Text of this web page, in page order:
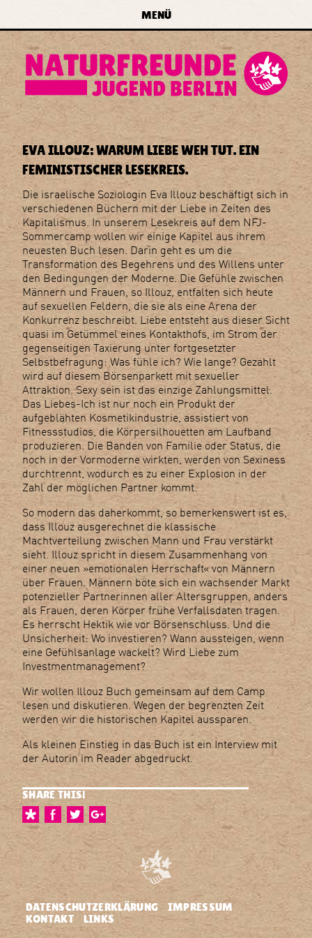
zum Inhalt springen
forum
naturfreundejugend
e.v.
MENÜ
EVA ILLOUZ: WARUM LIEBE WEH TUT. EIN
FEMINISTISCHER LESEKREIS.
Die israelische Soziologin Eva Illouz beschäftigt sich in
verschiedenen Büchern mit der Liebe in Zeiten des
Kapitalismus. In unserem Lesekreis auf dem NFJ-
Sommercamp wollen wir einige Kapitel aus ihrem
neuesten Buch lesen. Darin geht es um die
Transformation des Begehrens und des Willens unter
den Bedingungen der Moderne. Die Gefühle zwischen
Männern und Frauen, so Illouz, entfalten sich heute
auf sexuellen Feldern, die sie als eine Arena der
Konkurrenz beschreibt. Liebe entsteht aus dieser Sicht
quasi im Getümmel eines Kontakthofs, im Strom der
gegenseitigen Taxierung unter fortgesetzter
Selbstbefragung: Was fühle ich? Wie lange? Gezahlt
wird auf diesem Börsenparkett mit sexueller
Attraktion. Sexy sein ist das einzige Zahlungsmittel.
Das Liebes-Ich ist nur noch ein Produkt der
aufgeblähten Kosmetikindustrie, assistiert von
Fitnessstudios, die Körpersilhouetten am Laufband
produzieren. Die Banden von Familie oder Status, die
noch in der Vormoderne wirkten, werden von Sexiness
durchtrennt, wodurch es zu einer Explosion in der
Zahl der möglichen Partner kommt.
So modern das daherkommt, so bemerkenswert ist es,
dass Illouz ausgerechnet die klassische
Machtverteilung zwischen Mann und Frau verstärkt
sieht. Illouz spricht in diesem Zusammenhang von
einer neuen »emotionalen Herrschaft« von Männern
über Frauen. Männern böte sich ein wachsender Markt
potenzieller Partnerinnen aller Altersgruppen, anders
als Frauen, deren Körper frühe Verfallsdaten tragen.
Es herrscht Hektik wie vor Börsenschluss. Und die
Unsicherheit: Wo investieren? Wann aussteigen, wenn
eine Gefühlsanlage wackelt? Wird Liebe zum
Investmentmanagement?
Wir wollen Illouz Buch gemeinsam auf dem Camp
lesen und diskutieren. Wegen der begrenzten Zeit
werden wir die historischen Kapitel aussparen.
Als kleinen Einstieg in das Buch ist ein Interview mit
der Autorin im Reader abgedruckt.
SHARE THIS!
DATENSCHUTZERKLÄRUNG
IMPRESSUM
KONTAKT
LINKS